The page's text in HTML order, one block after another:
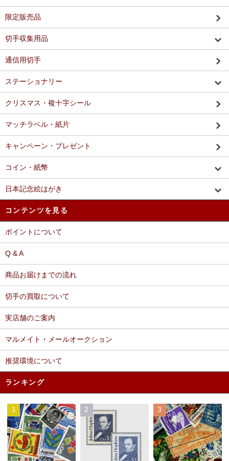
限定販売品
切手収集用品
通信用切手
ステーショナリー
クリスマス・複十字シール
マッチラベル・紙片
キャンペーン・プレゼント
コイン・紙幣
日本記念絵はがき
コンテンツを見る
ポイントについて
Q & A
商品お届けまでの流れ
切手の買取について
実店舗のご案内
マルメイト・メールオークション
推奨環境について
ランキング
1 2 3